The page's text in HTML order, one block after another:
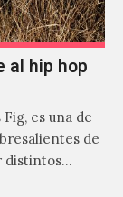
al hip hop
es una de
de
distintos